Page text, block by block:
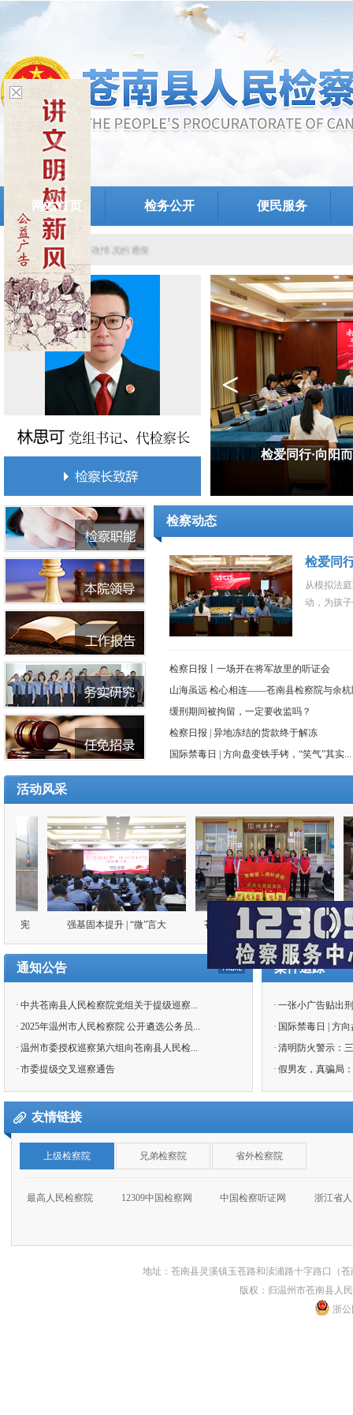
网站首页 检务公开 便民服务
关于提级巡察整改情况的通报
检爱同行·向阳
<
检察动态
检爱同
从模拟法
动，为孩
检察日报丨一场开在将军故里的听证会
山海虽远 检心相连——苍南县检察院与余杭
缓刑期间被拘留，一定要收监吗？
检察日报 | 异地冻结的货款终于解冻
国际禁毒日 | 方向盘变铁手铐，“笑气”其实...
活动风采
强基固本提升 | “微”言大
大赛催人奋进....
苍南县检察院开展庆“七一”系
列活动
通知公告
· 中共苍南县人民检察院党组关于提级巡察...
· 2025年温州市人民检察院 公开遴选公务员...
· 温州市委授权巡察第六组向苍南县人民检...
· 市委提级交叉巡察通告
案件追踪
· 一张小广告贴出
· 国际禁毒日 | 方
· 清明防火警示：
· 假男友，真骗局
友情链接
上级检察院 兄弟检察院 省外检察院
最高人民检察院 12309中国检察网 中国检察听证网 浙江省
地址：苍南县灵溪镇玉苍路和渎浦路十字路口（
版权：归温州市苍南县人
浙公